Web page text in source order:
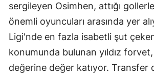
sergileyen Osimhen, attığı gollerle
önemli oyuncuları arasında yer
Ligi'nde en fazla isabetli şut
konumunda bulunan yıldız
değerine değer katıyor. Transfer